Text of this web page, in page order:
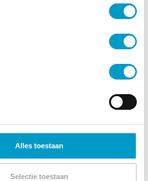
Alles toestaan
Selectie toestaan